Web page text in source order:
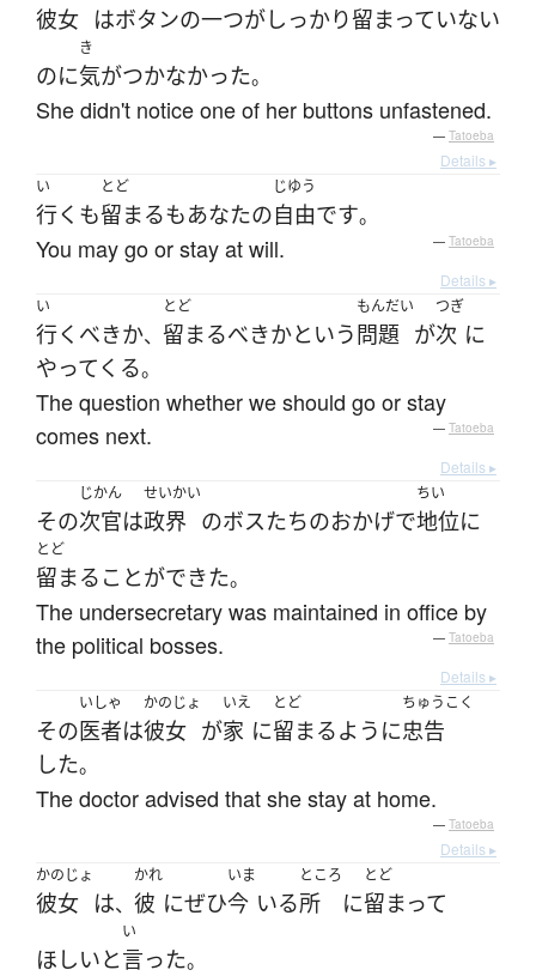
彼女 はボタンの一つがしっかり留まっていない
のに
き
気がつかなかった。
She didn't notice one of her buttons unfastened.
— Tatoeba
Details ▸
い
行く も
とど
留まるもあなたの
じゆう
自由です。
You may go or stay at will. — Tatoeba
Details ▸
い
行く べきか、
とど
留まるべきかという
もんだい
問題 が
つぎ
次 に
やってくる。
The question whether we should go or stay
comes next.
— Tatoeba
Details ▸
その
じかん
次官は
せいかい
政界 のボスたちのおかげで
ちい
地位に
とど
留まる ことができた。
The undersecretary was maintained in office by
the political bosses.
— Tatoeba
Details ▸
その
いしゃ
医者は
かのじょ
彼女 が
いえ
家 に
とど
留まるように
ちゅうこく
忠告
した。
The doctor advised that she stay at home.
— Tatoeba
Details ▸
かのじょ
彼女 は、
かれ
彼 にぜひ
いま
今 いる
ところ
所 に
とど
留まって
ほしいと
い
言った。